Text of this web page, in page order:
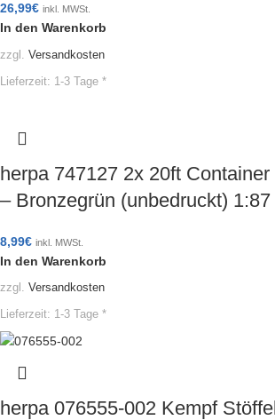
26,99€ inkl. MWSt.
In den Warenkorb
zzgl. Versandkosten
Lieferzeit: 1-3 Tage *
herpa 747127 2x 20ft
– Bronzegrün (unbedruckt)
8,99€ inkl. MWSt.
In den Warenkorb
zzgl. Versandkosten
Lieferzeit: 1-3 Tage *
herpa 076555-002 Kempf